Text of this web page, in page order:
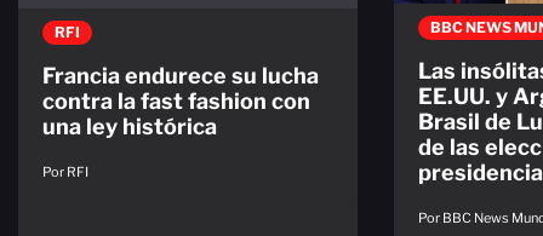
RFI
Francia endurece su lucha
contra la fast fashion con
una ley histórica
Por RFI
BBC NEWS
Las
EE.UU. y
Brasil de
de las
Por BBC News